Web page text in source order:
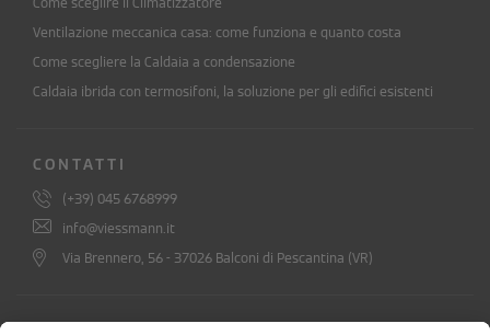
Ventilazione meccanica casa: come funziona e quanto costa
Come scegliere la Caldaia a condensazione
Caldaia ibrida con termosifoni, la soluzione per gli edifici esistenti
CONTATTI
(+39) 045 6768999
info@viessmann.it
Via Brennero, 56 - 37026 Balconi di Pescantina (VR)